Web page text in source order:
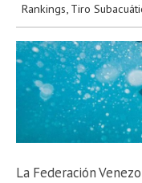
Rankings, Tiro
La Federación